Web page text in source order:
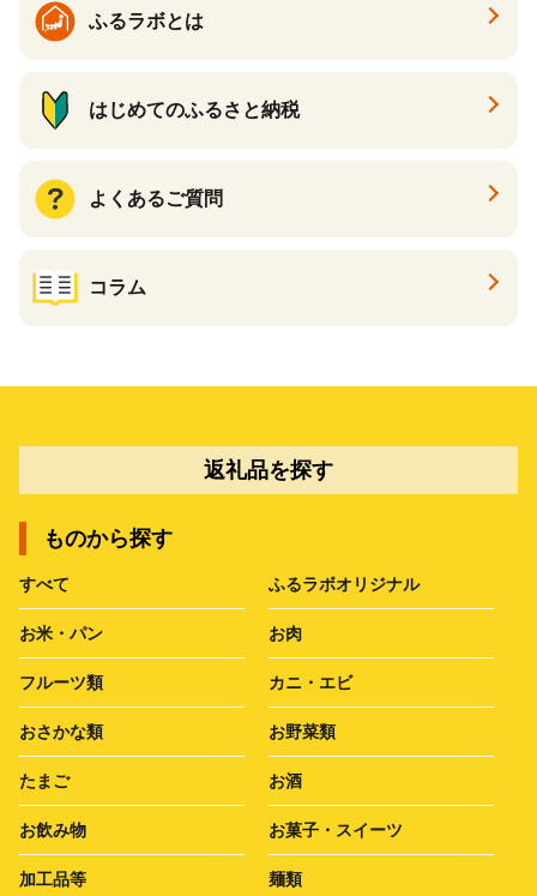
ふるラボとは
はじめてのふるさと納税
よくあるご質問
コラム
返礼品を探す
ものから探す
すべて ふるラボオリジナル
お米・パン お肉
フルーツ類 カニ・エビ
おさかな類 お野菜類
たまご お酒
お飲み物 お菓子・スイーツ
加工品等 麺類